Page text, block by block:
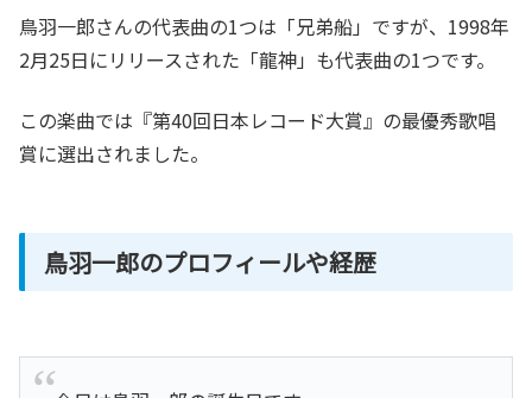
鳥羽一郎さんの代表曲の1つは「兄弟船」ですが、1998年
2月25日にリリースされた「龍神」も代表曲の1つです。
この楽曲では『第40回日本レコード大賞』の最優秀歌唱
賞に選出されました。
鳥羽一郎のプロフィールや経歴